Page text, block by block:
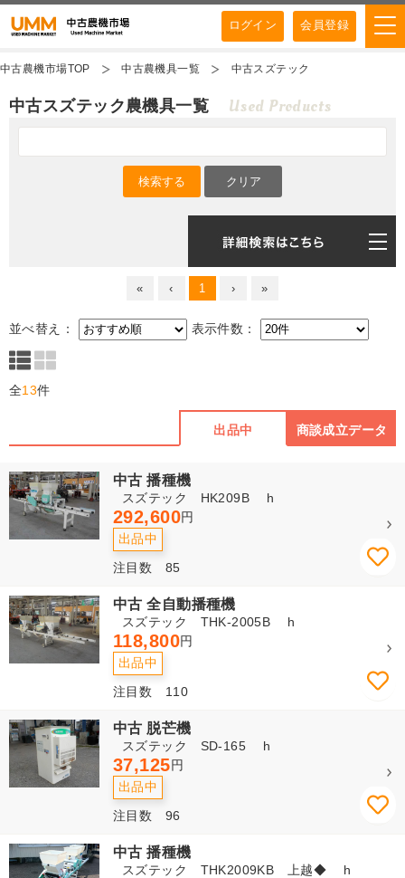
ログイン 会員登録
中古農機市場TOP 中古農機具一覧 中古スズテック
中古スズテック農機具一覧 Used Products
« ‹ 1 › »
並べ替え： 表示件数：
全13件
出品中 商談成立データ
中古 播種機
スズテック HK209B h
292,600円
出品中
注目数 85
中古 全自動播種機
スズテック THK-2005B h
118,800円
出品中
注目数 110
中古 脱芒機
スズテック SD-165 h
37,125円
出品中
注目数 96
中古 播種機
スズテック THK2009KB 上越◆ h